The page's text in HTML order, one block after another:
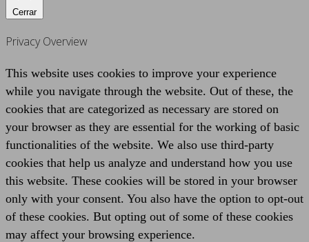
Cerrar
Privacy Overview
This website uses cookies to improve your experience
while you navigate through the website. Out of these, the
cookies that are categorized as necessary are stored on
your browser as they are essential for the working of basic
functionalities of the website. We also use third-party
cookies that help us analyze and understand how you use
this website. These cookies will be stored in your browser
only with your consent. You also have the option to opt-out
of these cookies. But opting out of some of these cookies
may affect your browsing experience.